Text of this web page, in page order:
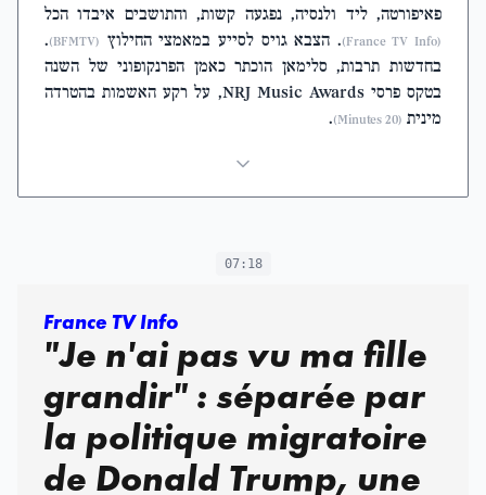
פאיפורטה, ליד ולנסיה, נפגעה קשות, והתושבים איבדו הכל
(France TV Info) . הצבא גויס לסייע במאמצי החילוץ (BFMTV)
.
בחדשות תרבות, סלימאן הוכתר כאמן הפרנקופוני של השנה
בטקס פרסי NRJ Music Awards, על רקע האשמות בהטרדה
מינית (20 Minutes)
.
07:18
France TV Info
"Je n'ai pas vu ma fille
grandir" : séparée par
la politique migratoire
de Donald Trump, une